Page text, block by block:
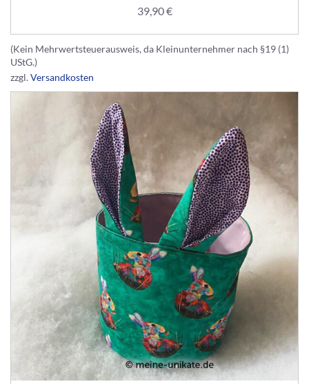
39,90€
(Kein Mehrwertsteuerausweis, da Kleinunternehmer nach §19 (1)
UStG.)
zzgl.Versandkosten